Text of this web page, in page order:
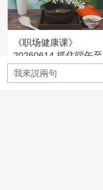
《职场健康课》
20260614 抓住端午至
阳时 补好身体两处漏
我來説兩句